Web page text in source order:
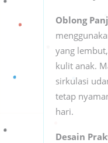
Oblong
yang
kulit anak.
sirkulasi
tetap
hari.
Desain